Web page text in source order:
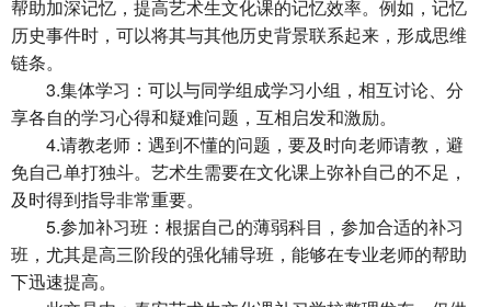
帮助加深记忆，提高艺术生文化课的记忆效率。例如，记忆
历史事件时，可以将其与其他历史背景联系起来，形成思维
链条。
3.集体学习：可以与同学组成学习小组，相互讨论、分
享各自的学习心得和疑难问题，互相启发和激励。
4.请教老师：遇到不懂的问题，要及时向老师请教，避
免自己单打独斗。艺术生需要在文化课上弥补自己的不足，
及时得到指导非常重要。
5.参加补习班：根据自己的薄弱科目，参加合适的补习
班，尤其是高三阶段的强化辅导班，能够在专业老师的帮助
下迅速提高。